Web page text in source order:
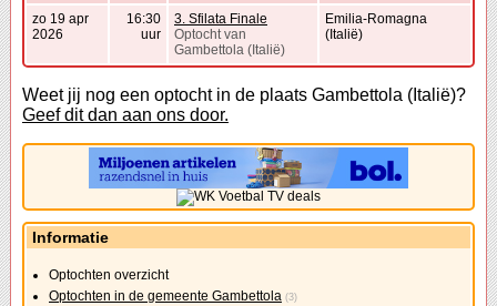
zo 19 apr
2026
16:30
uur
3. Sfilata Finale
Optocht van
Gambettola (Italië)
Emilia-Romagna
(Italië)
Weet jij nog een optocht in de plaats Gambettola (Italië)?
Geef dit dan aan ons door.
Informatie
Optochten overzicht
Optochten in de gemeente Gambettola (3)